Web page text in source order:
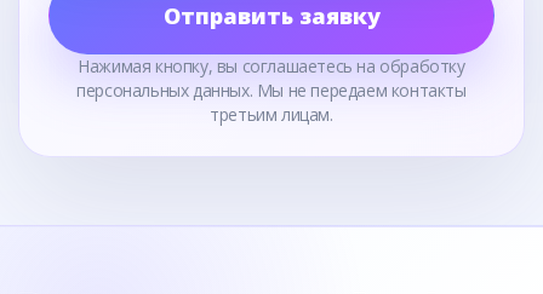
Отправить заявку
Нажимая кнопку, вы соглашаетесь на обработку
персональных данных. Мы не передаем контакты
третьим лицам.